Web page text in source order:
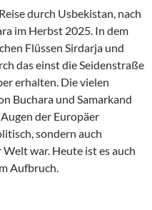
durch Usbekistan, nach
im Herbst 2025. In dem
Flüssen Sirdarja und
das einst die Seidenstraße
erhalten. Die vielen
Buchara und Samarkand
der Europäer
sondern auch
war. Heute ist es auch
Aufbruch.
Land im Aufbruch